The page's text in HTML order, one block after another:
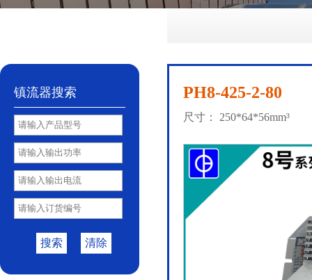
镇流器搜索
清除
搜索
PH8-425-2-80
尺寸： 250*64*56mm³